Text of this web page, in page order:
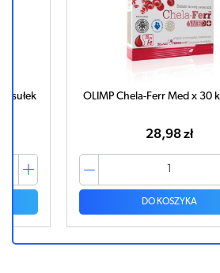
OLIMP Chela-Ferr Med x 30
28,98 zł
DO KOSZYKA